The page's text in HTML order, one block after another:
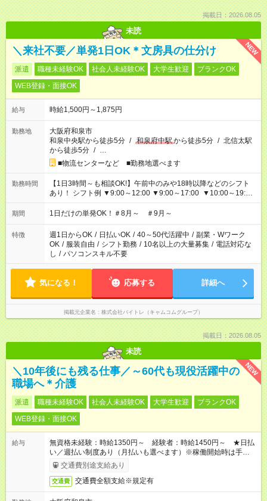
掲載日：2026.08.05
未読
NEW
＼来社不要／単発1日OK＊文房具の仕分け
派遣 職種未経験OK 社会人未経験OK 大学生歓迎
ブランクOK
WEB登録・面接OK
給与 時給1,500円～1,875円
勤務地
大阪府和泉市
和泉中央駅から徒歩5分 / 和泉府中駅から徒歩5分 / 北信太駅
から徒歩5分 / …
■物流センターなど ■勤務地選べます
勤務時間
【1日3時間～も相談OK!】午前中のみや18時以降などのシフト
あり！ シフト例 ▼9:00～12:00 ▼9:00～17:00 ▼10:00～19:00
▼18:00～21:00
期間 1日だけの単発OK！＃8月～ ＃9月～
特徴 週1日からOK / 日払いOK / 40～50代活躍中 / 副業・Wワーク
OK / 服装自由 / シフト勤務 / 10名以上の大量募集 / 電話対応な
し / パソコンスキル不要
気になる！ 応募する 詳細へ
掲載元企業名 株式会社バイトレ（キャムコムグループ）
掲載日：2026.08.05
未読
NEW
＼10年後にも残る仕事／～60代も現役活躍中の
職場へ＊介護
派遣 職種未経験OK 社会人未経験OK 大学生歓迎
ブランクOK
WEB登録・面接OK
給与
無資格未経験：時給1350円～ 経験者：時給1450円～ ★日払
い／週払い制度あり（月払いも選べます）※稼働開始時は手続き
完了次第のお支払いとなります。
交通費別途支給あり
交通費 交通費全額支給※規定有